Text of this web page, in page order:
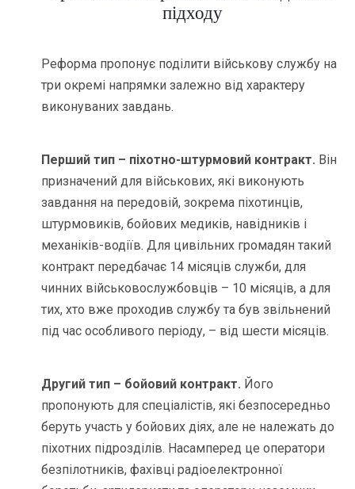
підходу
Реформа пропонує поділити військову службу на
три окремі напрямки залежно від характеру
виконуваних завдань.
Перший тип – піхотно-штурмовий контракт. Він
призначений для військових, які виконують
завдання на передовій, зокрема піхотинців,
штурмовиків, бойових медиків, навідників і
механіків-водіїв. Для цивільних громадян такий
контракт передбачає 14 місяців служби, для
чинних військовослужбовців – 10 місяців, а для
тих, хто вже проходив службу та був звільнений
під час особливого періоду, – від шести місяців.
Другий тип – бойовий контракт. Його
пропонують для спеціалістів, які безпосередньо
беруть участь у бойових діях, але не належать до
піхотних підрозділів. Насамперед це оператори
безпілотників, фахівці радіоелектронної